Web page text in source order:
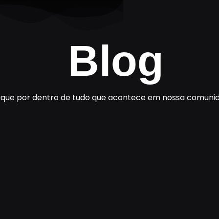
Blog
por dentro de tudo que acontece em nossa